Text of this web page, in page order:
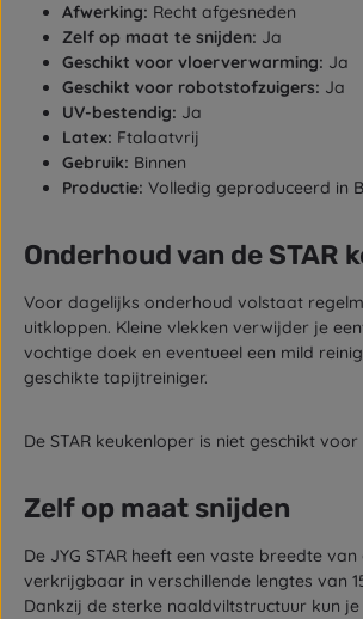
Afwerking: Recht afgesneden
Zelf op maat te snijden: Ja
Geschikt voor vloerverwarming: Ja
Geschikt voor robotstofzuigers: Ja
UV-bestendig: Ja
Latex: Ftalaatvrij
Gebruik: Binnen
Productie: Volledig geproduceerd in
Onderhoud van de STAR
Voor dagelijks onderhoud volstaat
uitkloppen. Kleine vlekken verwijder je
vochtige doek en eventueel een mild
geschikte tapijtreiniger.
De STAR keukenloper is niet geschikt
Zelf op maat snijden
De JYG STAR heeft een vaste breedte van
verkrijgbaar in verschillende lengtes van
Dankzij de sterke naaldviltstructuur kun